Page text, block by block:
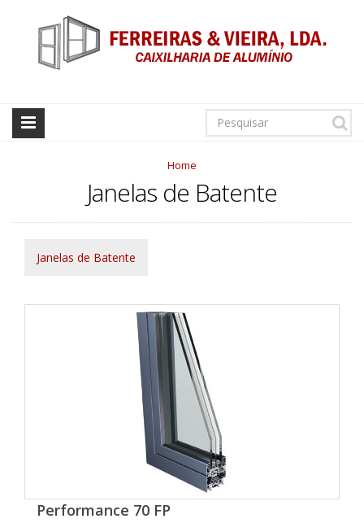
Home
Janelas de Batente
Janelas de Batente
Performance 70 FP